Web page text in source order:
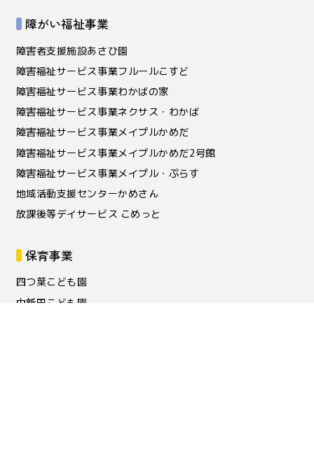
障がい福祉事業
障害者支援施設あさひ園
障害福祉サービス事業フルールこすど
障害福祉サービス事業わかばの家
障害福祉サービス事業ネクサス・わかば
障害福祉サービス事業メイプルかめだ
障害福祉サービス事業メイプルかめだ2号館
障害福祉サービス事業メイプル・ぷらす
地域活動支援センターかめさん
放課後等デイサービス こめっと
保育事業
四つ葉こども園
中新田こども園